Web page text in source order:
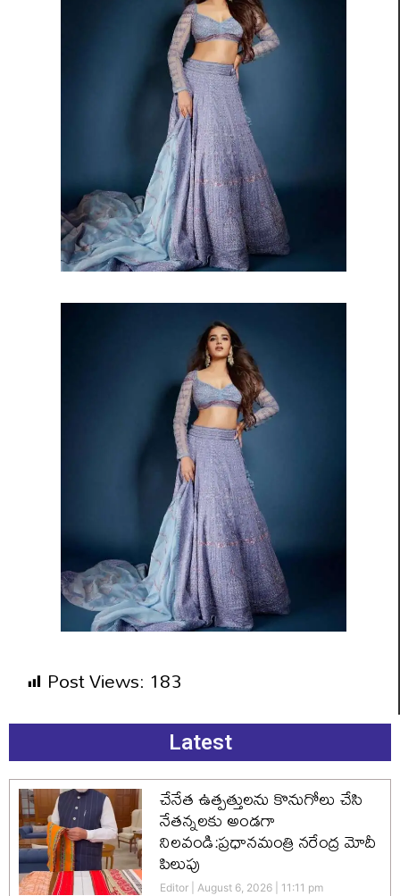
Post Views: 183
Latest
చేనేత ఉత్పత్తులను కొనుగోలు చేసి
నేతన్నలకు అండగా
నిలవండి:ప్రధానమంత్రి నరేంద్ర మోదీ
పిలుపు
Editor August 6, 2026 11:11 pm